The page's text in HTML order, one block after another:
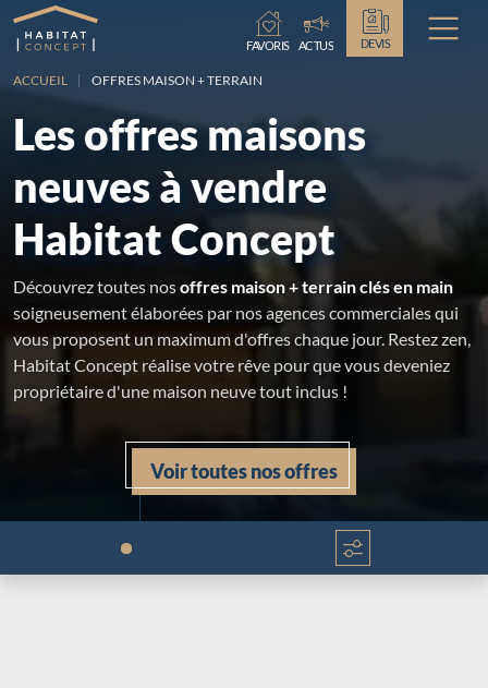
Chargement...
FAVORIS
ACTUS DEVIS
ACCUEIL OFFRES MAISON + TERRAIN
Les offres maisons
neuves à vendre
Habitat Concept
Découvrez toutes nosoffres maison + terrain clés en main
soigneusement élaborées par nos agences commerciales qui
vous proposent un maximum d'offres chaque jour. Restez zen,
Habitat Concept réalise votre rêve pour que vous deveniez
propriétaire d'une maison neuve tout inclus !
Voir toutes nos offres
Chargement...